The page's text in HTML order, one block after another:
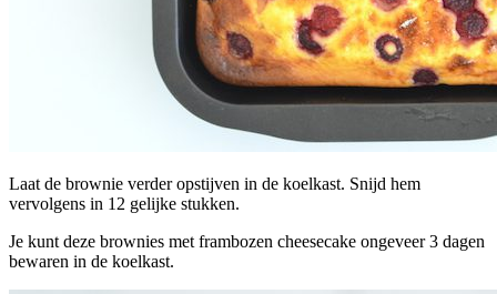
Laat de brownie verder opstijven in de koelkast. Snijd hem
vervolgens in 12 gelijke stukken.
Je kunt deze brownies met frambozen cheesecake ongeveer 3 dagen
bewaren in de koelkast.